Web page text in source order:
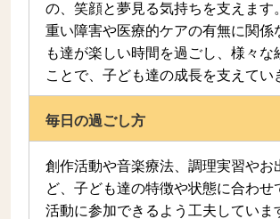
の、笑顔と夢見る気持ちを支えます。
重い障害や医療的ケアの有無に関係
も達が楽しい時間を過ごし、様々な
ことで、子ども達の成長を支えてい
毎日の過ごし方
創作活動や音楽療法、調理実習やお
ど、子ども達の特徴や状態に合わせ
活動に参加できるよう工夫していま